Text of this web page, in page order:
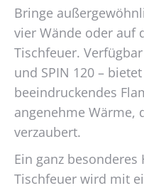
Bringe
vier Wände oder auf
Tischfeuer.
und SPIN 120 –
beeindruckendes
angenehme Wärme,
verzaubert.
Ein ganz besonderes
Tischfeuer wird mit